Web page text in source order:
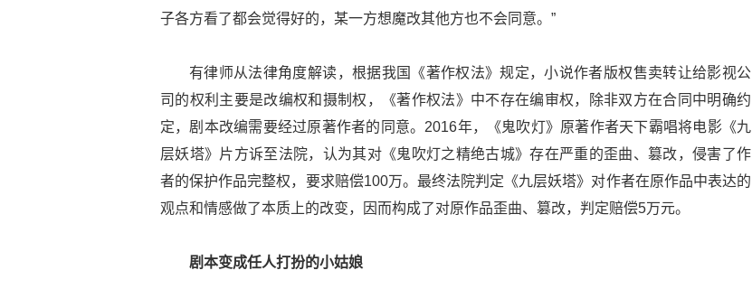
子各方看了都会觉得好的，某一方想魔改其他方也不会同意。”
有律师从法律角度解读，根据我国《著作权法》规定，小说作者版权售卖转让给影视公
司的权利主要是改编权和摄制权，《著作权法》中不存在编审权，除非双方在合同中明确约
定，剧本改编需要经过原著作者的同意。2016年，《鬼吹灯》原著作者天下霸唱将电影《九
层妖塔》片方诉至法院，认为其对《鬼吹灯之精绝古城》存在严重的歪曲、篡改，侵害了作
者的保护作品完整权，要求赔偿100万。最终法院判定《九层妖塔》对作者在原作品中表达的
观点和情感做了本质上的改变，因而构成了对原作品歪曲、篡改，判定赔偿5万元。
剧本变成任人打扮的小姑娘